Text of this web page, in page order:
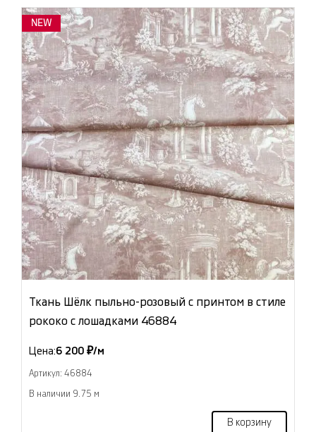
NEW
Ткань Шёлк пыльно-розовый с принтом в стиле
рококо с лошадками 46884
Цена:6 200 ₽/м
Артикул: 46884
В наличии 9.75 м
В корзину